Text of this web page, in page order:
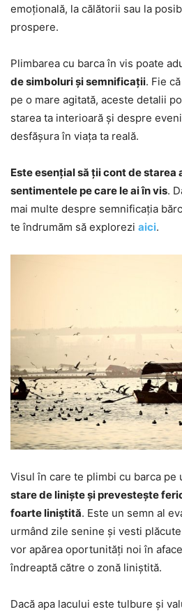
emoțională, la călătorii sau la
prospere.
Plimbarea cu barca în vis poate
de simboluri și semnificații. Fie
pe o mare agitată, aceste detalii
starea ta interioară și despre
desfășura în viața ta reală.
Este esențial să ții cont de starea
sentimentele pe care le ai în vis.
mai multe despre semnificația
te îndrumăm să explorezi aici.
Visul în care te plimbi cu barca pe
stare de liniște și prevestește
foarte liniștită. Este un semn al
urmând zile senine și vesti
vor apărea oportunități noi în
îndreaptă către o zonă liniștită.
Dacă apa lacului este tulbure și